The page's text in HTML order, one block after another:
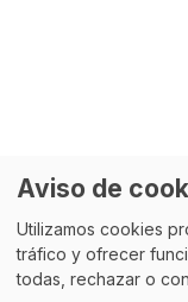
Aviso de
Utilizamos cookies
tráfico y ofrecer
todas, rechazar o